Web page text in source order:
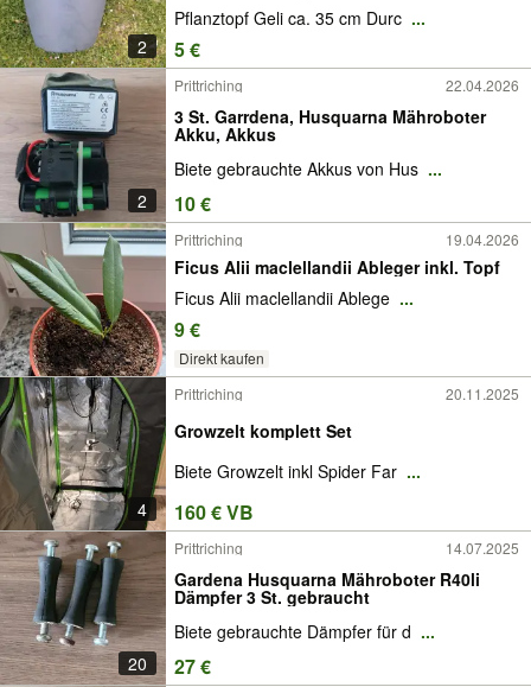
2
Pflanztopf Geli ca. 35 cm Durc ...
5 €
2
Prittriching 22.04.2026
3 St. Garrdena, Husquarna Mähroboter
Akku, Akkus
Biete gebrauchte Akkus von Hus ...
10 €
Prittriching 19.04.2026
Ficus Alii maclellandii Ableger inkl. Topf
Ficus Alii maclellandii Ablege ...
9 €
Direkt kaufen
4
Prittriching 20.11.2025
Growzelt komplett Set
Biete Growzelt inkl Spider Far ...
160 € VB
20
Prittriching 14.07.2025
Gardena Husquarna Mähroboter R40li
Dämpfer 3 St. gebraucht
Biete gebrauchte Dämpfer für d ...
27 €